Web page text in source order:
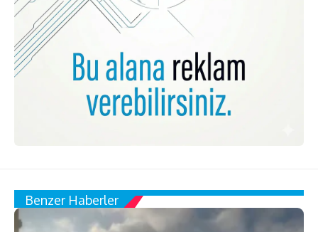
Benzer Haberler